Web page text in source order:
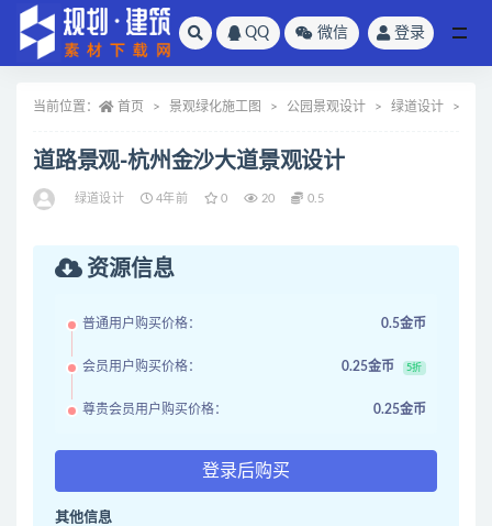
QQ 微信 登录
当前位置： 首页 景观绿化施工图 公园景观设计 绿道设计
道路景观-杭州金沙大道景观设计
绿道设计 4年前 0 20 0.5
资源信息
普通用户购买价格： 0.5金币
会员用户购买价格： 0.25金币 5折
尊贵会员用户购买价格： 0.25金币
登录后购买
其他信息
全部